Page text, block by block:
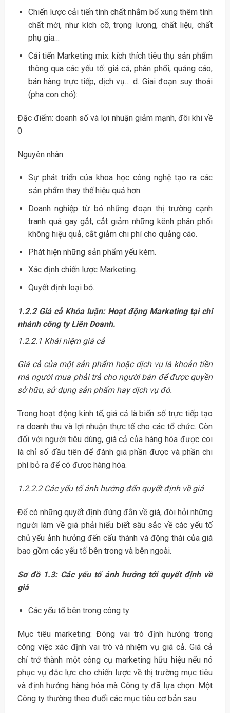
Chiến lược cải tiến tính chất nhằm bổ xung thêm tính
chất mới, như kích cỡ, trọng lượng, chất liệu, chất
phụ gia…
Cải tiến Marketing mix: kích thích tiêu thụ sản phẩm
thông qua các yếu tố: giá cả, phân phối, quảng cáo,
bán hàng trực tiếp, dịch vụ… d. Giai đoạn suy thoái
(pha con chó):
Đặc điểm: doanh số và lợi nhuận giảm mạnh, đôi khi về
0
Nguyên nhân:
Sự phát triển của khoa học công nghệ tạo ra các
sản phẩm thay thế hiệu quả hơn.
Doanh nghiệp từ bỏ những đoạn thị trường cạnh
tranh quá gay gắt, cắt giảm những kênh phân phối
không hiệu quả, cắt giảm chi phí cho quảng cáo.
Phát hiện những sản phẩm yếu kém.
Xác định chiến lược Marketing.
Quyết định loại bỏ.
1.2.2 Giá cả Khóa luận: Hoạt động Marketing tại chi
nhánh công ty Liên Doanh.
1.2.2.1 Khái niệm giá cả
Giá cả của một sản phẩm hoặc dịch vụ là khoản tiền
mà người mua phải trả cho người bán để được quyền
sở hữu, sử dụng sản phẩm hay dịch vụ đó.
Trong hoạt động kinh tế, giá cả là biến số trực tiếp tạo
ra doanh thu và lợi nhuận thực tế cho các tổ chức. Còn
đối với người tiêu dùng, giá cả của hàng hóa được coi
là chỉ số đầu tiên để đánh giá phần được và phần chi
phí bỏ ra để có được hàng hóa.
1.2.2.2 Các yếu tố ảnh hưởng đến quyết định về giá
Để có những quyết định đúng đắn về giá, đòi hỏi những
người làm về giá phải hiểu biết sâu sắc về các yếu tố
chủ yếu ảnh hưởng đến cấu thành và động thái của giá
bao gồm các yếu tố bên trong và bên ngoài.
Sơ đồ 1.3: Các yếu tố ảnh hưởng tới quyết định về
giá
Các yếu tố bên trong công ty
Mục tiêu marketing: Đóng vai trò định hướng trong
công việc xác định vai trò và nhiệm vụ giá cả. Giá cả
chỉ trở thành một công cụ marketing hữu hiệu nếu nó
phục vụ đắc lực cho chiến lược về thị trường mục tiêu
và định hướng hàng hóa mà Công ty đã lựa chọn. Một
Công ty thường theo đuổi các mục tiêu cơ bản sau: